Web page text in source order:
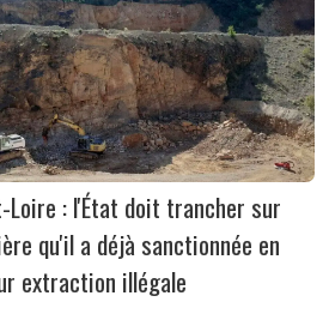
Loire : l'État doit trancher sur
qu'il a déjà sanctionnée en
extraction illégale